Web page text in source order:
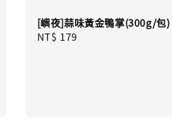
[嶼夜]蒜味黃金鴨掌(300g/包)
Regular
NT$ 179